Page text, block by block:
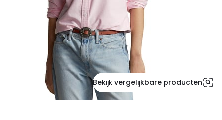
Bekijk vergelijkbare producten